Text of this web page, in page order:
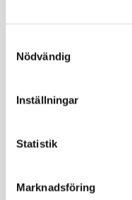
Nödvändig
Inställningar
Statistik
Marknadsföring
disputerade 2004
mitt vetenskapliga
roll i hållbara